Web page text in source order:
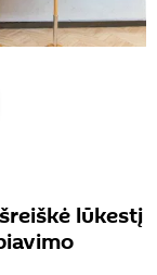
lūkestį